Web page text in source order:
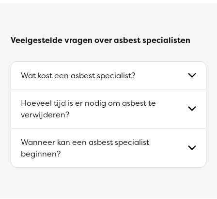
Veelgestelde vragen over asbest specialisten
Wat kost een asbest specialist?
Hoeveel tijd is er nodig om asbest te
verwijderen?
Wanneer kan een asbest specialist
beginnen?